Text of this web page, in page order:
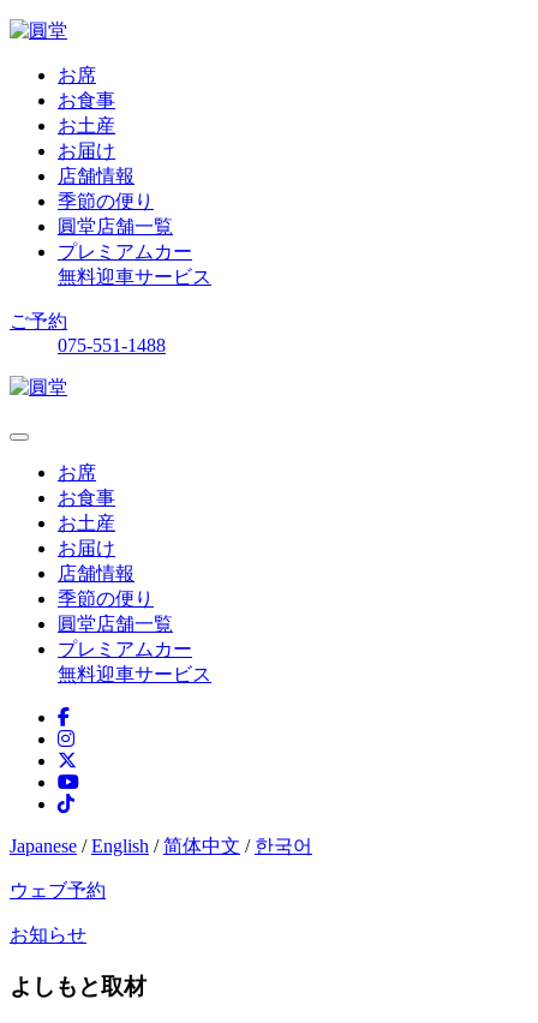
お席
お食事
お土産
お届け
店舗情報
季節の便り
圓堂店舗一覧
プレミアムカー
無料迎車サービス
ご予約
075-551-1488
お席
お食事
お土産
お届け
店舗情報
季節の便り
圓堂店舗一覧
プレミアムカー
無料迎車サービス
Japanese /English /简体中文 / 한국어
ウェブ予約
お知らせ
よしもと取材